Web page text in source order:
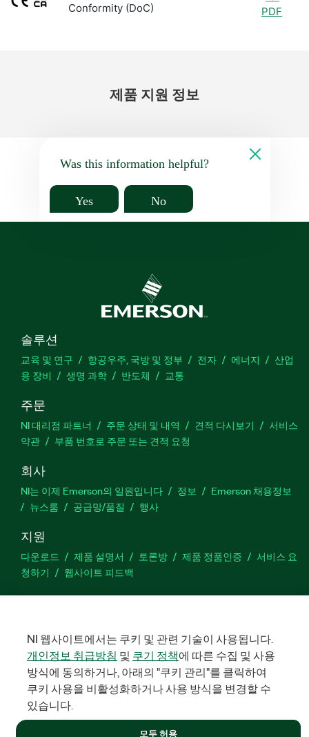
Conformity (DoC)
PDF
제품 지원 정보
Was this information helpful?
Yes No
솔루션
교육 및 연구 항공우주, 국방 및 정부 전자 에너지
산업
용 장비
생명 과학 반도체 교통
주문
NI 대리점 파트너 주문 상태 및 내역 견적 다시보기
서비스
약관
부품 번호로 주문 또는 견적 요청
회사
NI는 이제 Emerson의 일원입니다 정보
Emerson 채용정보
뉴스룸
공급망/품질 행사
지원
다운로드 제품 설명서 토론방 제품 정품인증
서비스 요
청하기
웹사이트 피드백
법적정보
©NATIONAL INSTRUMENTS CORP. 판권 소유. 한국내쇼날인스트루먼
트㈜ | 주소: 서울특별시 영등포구 여의대로 108, 36층 (여의도동,
파크원 타워1) | 대표자: 수리후앗, 페드로와이안드라데 | 사업자 등
록번호: 214-81-91583 | 대표전화: 02-3451-3400
NI 웹사이트에서는 쿠키 및 관련 기술이 사용됩니다.
개인정보 취급방침 및 쿠기 정책에 따른 수집 및 사용
방식에 동의하거나, 아래의 "쿠키 관리"를 클릭하여
쿠키 사용을 비활성화하거나 사용 방식을 변경할 수
있습니다.
모두 허용